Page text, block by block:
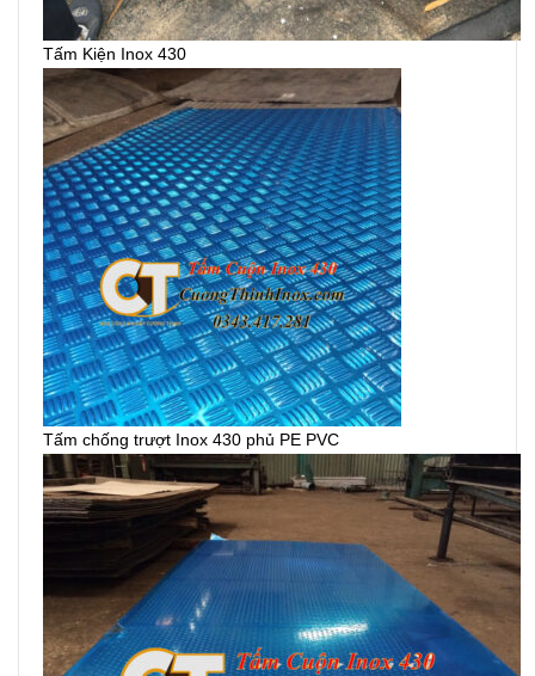
Tấm Kiện Inox 430
Tấm chống trượt Inox 430 phủ PE PVC